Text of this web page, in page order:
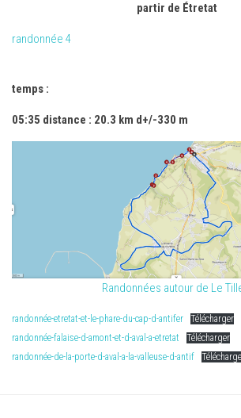
partir de Étretat
randonnée 4
temps :
05:35 distance : 20.3 km d+/-330 m
Randonnées autour de Le
randonnée-etretat-et-le-phare-du-cap-d-antifer
Télécharger
randonnée-falaise-d-amont-et-d-aval-a-etretat
Télécharger
randonnée-de-la-porte-d-aval-a-la-valleuse-d-antif